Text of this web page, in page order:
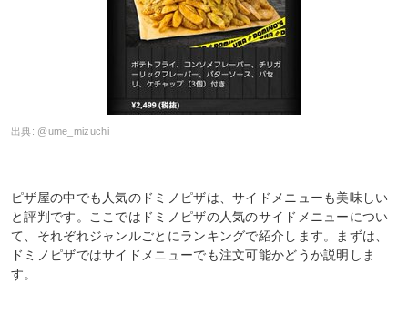
出典: @ume_mizuchi
ピザ屋の中でも人気のドミノピザは、サイドメニューも美味しい
と評判です。ここではドミノピザの人気のサイドメニューについ
て、それぞれジャンルごとにランキングで紹介します。まずは、
ドミノピザではサイドメニューでも注文可能かどうか説明しま
す。